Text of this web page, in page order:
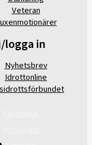
Veteran
logga in
Nyhetsbrev
Idrottonline